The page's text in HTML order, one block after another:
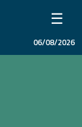
☰
06/08/2026